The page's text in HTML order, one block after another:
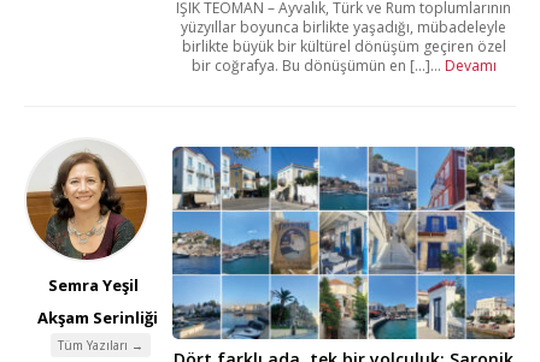
IŞIK TEOMAN – Ayvalık, Türk ve Rum toplumlarının
yüzyıllar boyunca birlikte yaşadığı, mübadeleyle
birlikte büyük bir kültürel dönüşüm geçiren özel
bir coğrafya. Bu dönüşümün en [...]... Devamı
Semra Yeşil
Akşam Serinliği
Tüm Yazıları →